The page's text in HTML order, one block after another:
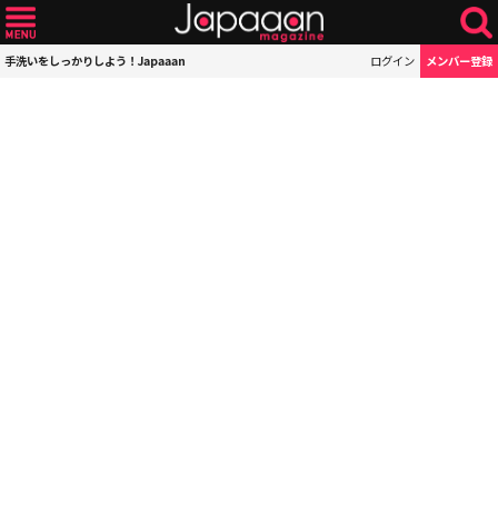
手洗いをしっかりしよう！Japaaan ログイン メンバー登録